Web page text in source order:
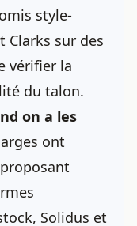
style-
Clarks sur des
vérifier la
du talon.
on a les
ont
Solidus et